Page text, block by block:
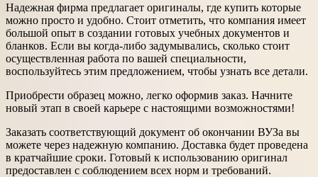
Надежная фирма предлагает оригиналы, где купить которые
можно просто и удобно. Стоит отметить, что компания имеет
большой опыт в создании готовых учебных документов и
бланков. Если вы когда-либо задумывались, сколько стоит
осуществленная работа по вашей специальности,
воспользуйтесь этим предложением, чтобы узнать все детали.
Приобрести образец можно, легко оформив заказ. Начните
новый этап в своей карьере с настоящими возможностями!
Заказать соответствующий документ об окончании ВУЗа вы
можете через надежную компанию. Доставка будет проведена
в кратчайшие сроки. Готовый к использованию оригинал
предоставлен с соблюдением всех норм и требований.